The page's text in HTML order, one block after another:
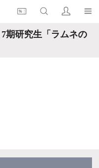
期研究生「ラムネの